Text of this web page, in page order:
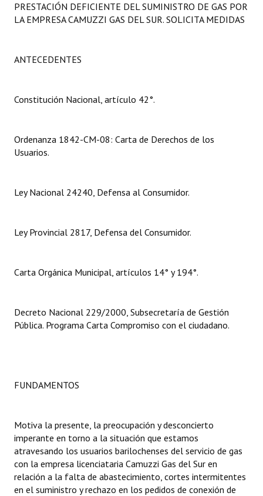
LEGISLACIÓN
Constitución Provincial
Digesto
Organigrama
Proyectos Presentados
Informes de Unidad Coordinadora
Ejecución Presupuestaria
NORMATIVA
Declaraciones
Resoluciones
Resoluciones de Presidencia
PRESTACIÓN DEFICIENTE DEL SUMINISTRO DE GAS POR
LA EMPRESA CAMUZZI GAS DEL SUR. SOLICITA MEDIDAS
ANTECEDENTES
Constitución Nacional, artículo 42°.
Ordenanza 1842-CM-08: Carta de Derechos de los
Usuarios.
Ley Nacional 24240, Defensa al Consumidor.
Ley Provincial 2817, Defensa del Consumidor.
Carta Orgánica Municipal, artículos 14° y 194°.
Decreto Nacional 229/2000, Subsecretaría de Gestión
Pública. Programa Carta Compromiso con el ciudadano.
FUNDAMENTOS
Motiva la presente, la preocupación y desconcierto
imperante en torno a la situación que estamos
atravesando los usuarios barilochenses del servicio de gas
con la empresa licenciataria Camuzzi Gas del Sur en
relación a la falta de abastecimiento, cortes intermitentes
en el suministro y rechazo en los pedidos de conexión de